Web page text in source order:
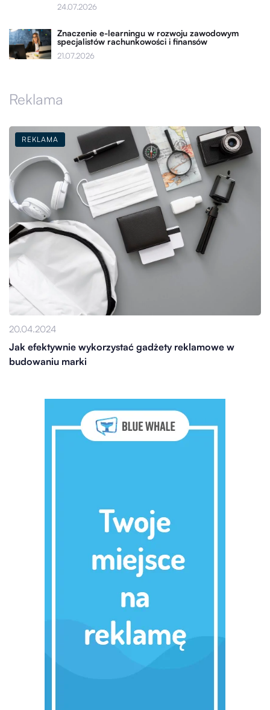
24.07.2026
Znaczenie e-learningu w rozwoju zawodowym
specjalistów rachunkowości i finansów
21.07.2026
Reklama
REKLAMA
20.04.2024
Jak efektywnie wykorzystać gadżety reklamowe w
budowaniu marki